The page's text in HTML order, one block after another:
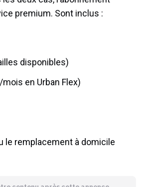
premium. Sont inclus :
disponibles)
en Urban Flex)
le remplacement à domicile
contenu après cette annonce